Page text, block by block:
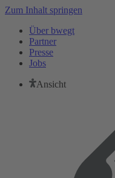
Zum Inhalt springen
Über bwegt
Partner
Presse
Jobs
Ansicht